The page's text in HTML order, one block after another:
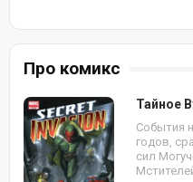
Про комикс
Тайное
События
годов,
сил